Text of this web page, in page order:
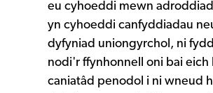
eu cyhoeddi mewn
yn cyhoeddi canfyddiadau
dyfyniad uniongyrchol, ni
nodi'r ffynhonnell oni bai
caniatâd penodol i ni wneud